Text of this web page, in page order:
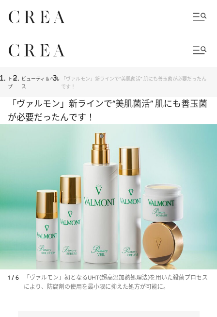
トッ
プ
ビューティ＆ヘル
ス
「ヴァルモン」新ラインで“美肌菌活” 肌にも善玉菌が必要だったん
です！
「ヴァルモン」新ラインで“美肌菌活” 肌にも善玉菌
が必要だったんです！
1 / 6
「ヴァルモン」初となるUHT(超高温加熱処理法)を用いた殺菌プロセス
により、防腐剤の使用を最小限に抑えた処方が可能に。